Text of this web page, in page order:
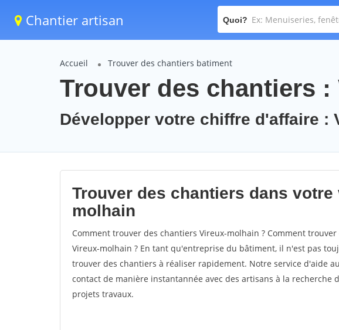
Chantier artisan Quoi?
Accueil Trouver des chantiers batiment
Trouver des chantiers
Développer votre chiffre d'affaire :
Trouver des chantiers dans
molhain
Comment trouver des chantiers Vireux-molhain ? Comment
Vireux-molhain ? En tant qu'entreprise du bâtiment, il n'est pas
trouver des chantiers à réaliser rapidement. Notre service d'aide
contact de manière instantannée avec des artisans à la recherche
projets travaux.